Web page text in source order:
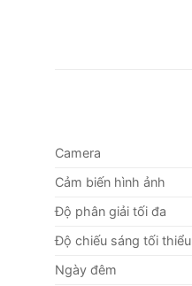
Camera
Cảm biến hình ảnh
Độ phân giải tối đa
Độ chiếu sáng tối thiểu
Ngày đêm